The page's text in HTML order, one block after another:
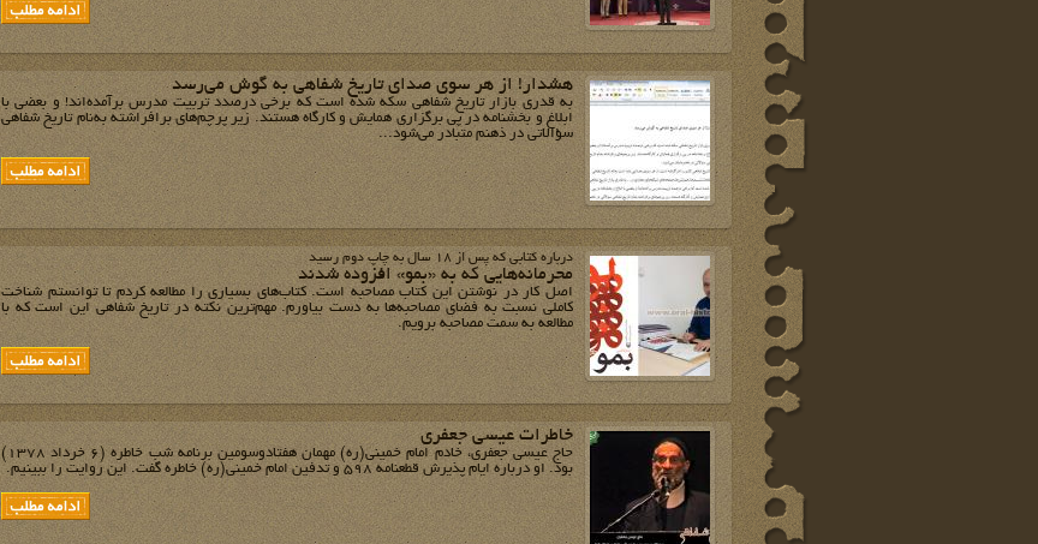
هشدار! از هر سوی صدای تاریخ شفاهی به گوش می‌رسد
به قدری بازار تاریخ شفاهی ‏سکه شده است که برخی درصدد تربیت مدرس برآمده‌اند! و بعضی با
ابلاغ و بخشنامه در پی برگزاری ‏همایش و کارگاه هستند. زیر پرچم‌های برافراشته به‌نام تاریخ شفاهی
سؤالاتی در ذهنم متبادر می‌شود...
درباره کتابی که پس از 18 سال به چاپ دوم رسید
محرمانه‌هایی که به «بمو» افزوده شدند
اصل کار در نوشتن این کتاب مصاحبه است. کتاب‌های بسیاری را مطالعه کردم تا توانستم شناخت
کاملی نسبت به فضای مصاحبه‌ها به دست بیاورم. مهم‌ترین نکته در تاریخ شفاهی این است که با
مطالعه به سمت مصاحبه برویم.
خاطرات عیسی جعفری
حاج عیسی جعفری، خادم امام خمینی(ره) مهمان هفتادوسومین برنامه شب خاطره (6 خرداد 1378)
بود. او درباره ایّام پذیرش قطعنامه 598 و تدفین امام خمینی(ره) خاطره گفت. این روایت‌‌ را ببینیم.